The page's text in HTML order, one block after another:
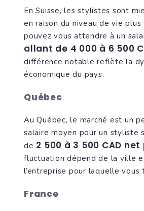
En Suisse, les stylistes sont
en raison du niveau de vie plus
pouvez vous attendre à un
allant de 4 000 à 6 500
différence notable reflète la
économique du pays.
Québec
Au Québec, le marché est un
salaire moyen pour un styliste
de 2 500 à 3 500 CAD
fluctuation dépend de la ville
l’entreprise pour laquelle vous
France